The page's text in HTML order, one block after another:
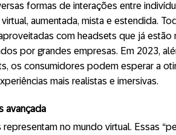
formas de interações entre
aumentada, mista e estendida.
com headsets que já estão
por grandes empresas. Em 2023,
os consumidores podem esperar a
mais realistas e imersivas.
avançada
no mundo virtual. Essas